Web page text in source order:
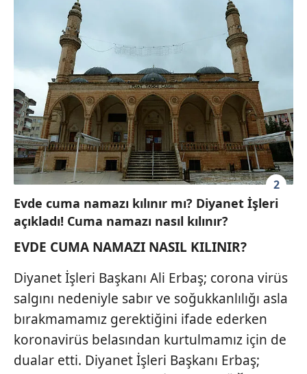
2
Evde cuma namazı kılınır mı? Diyanet İşleri
açıkladı! Cuma namazı nasıl kılınır?
EVDE CUMA NAMAZI NASIL KILINIR?
Diyanet İşleri Başkanı Ali Erbaş; corona virüs
salgını nedeniyle sabır ve soğukkanlılığı asla
bırakmamamız gerektiğini ifade ederken
koronavirüs belasından kurtulmamız için de
dualar etti. Diyanet İşleri Başkanı Erbaş;